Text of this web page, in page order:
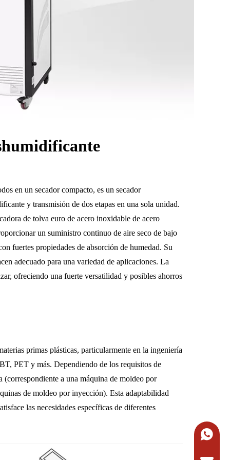
en un secador compacto, es un secador
y transmisión de dos etapas en una sola unidad.
de tolva euro de acero inoxidable de acero
un suministro continuo de aire seco de bajo
fuertes propiedades de absorción de humedad. Su
adecuado para una variedad de aplicaciones. La
ofreciendo una fuerte versatilidad y posibles ahorros
primas plásticas, particularmente en la ingeniería
PET y más. Dependiendo de los requisitos de
a una máquina de moldeo por
de moldeo por inyección). Esta adaptabilidad
las necesidades específicas de diferentes
+86-